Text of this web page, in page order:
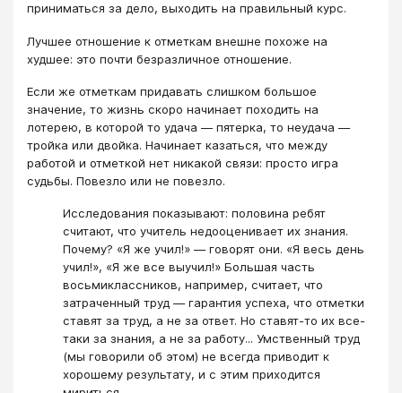
приниматься за дело, выходить на правильный курс.
Лучшее отношение к отметкам внешне похоже на
худшее: это почти безразличное отношение.
Если же отметкам придавать слишком большое
значение, то жизнь скоро начинает походить на
лотерею, в которой то удача — пятерка, то неудача —
тройка или двойка. Начинает казаться, что между
работой и отметкой нет никакой связи: просто игра
судьбы. Повезло или не повезло.
Исследования показывают: половина ребят
считают, что учитель недооценивает их знания.
Почему? «Я же учил!» — говорят они. «Я весь день
учил!», «Я же все выучил!» Большая часть
восьмиклассников, например, считает, что
затраченный труд — гарантия успеха, что отметки
ставят за труд, а не за ответ. Но ставят-то их все-
таки за знания, а не за работу... Умственный труд
(мы говорили об этом) не всегда приводит к
хорошему результату, и с этим приходится